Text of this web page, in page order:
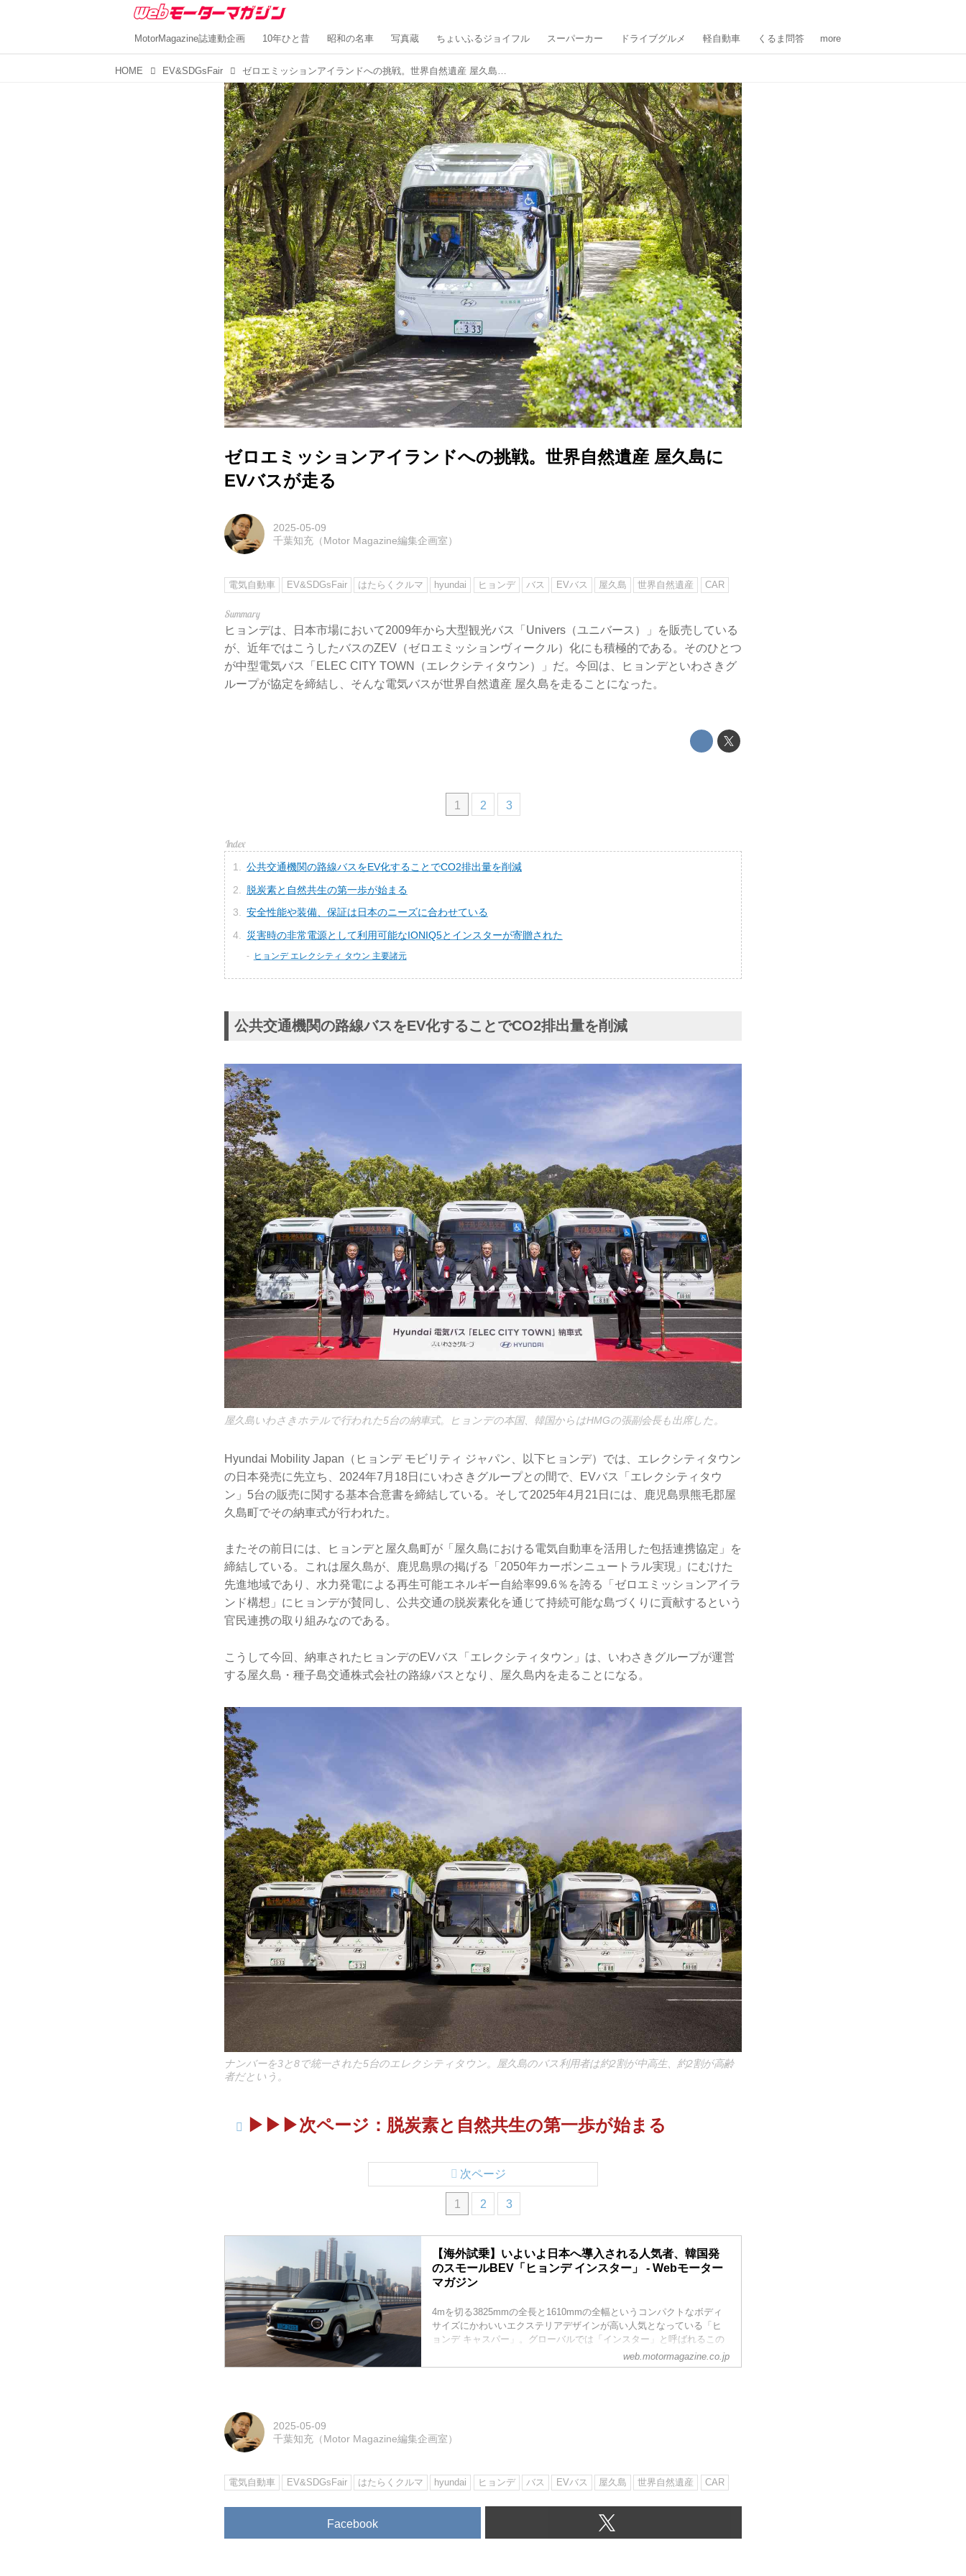
MotorMagazine誌連動企画 10年ひと昔 昭和の名車 写真蔵 ちょいふるジョイフル スーパーカー ドライブグルメ 軽自動車 くるま問答 more
HOME EV&SDGsFair ゼロエミッションアイランドへの挑戦。世界自然遺産 屋久島にEVバスが走る
ゼロエミッションアイランドへの挑戦。世界自然遺産 屋久島に
EVバスが走る
2025-05-09
千葉知充（Motor Magazine編集企画室）
電気自動車 EV&SDGsFair はたらくクルマ hyundai ヒョンデ バス EVバス 屋久島 世界自然遺産 CAR
ヒョンデは、日本市場において2009年から大型観光バス「Univers（ユニバース）」を販売している
が、近年ではこうしたバスのZEV（ゼロエミッションヴィークル）化にも積極的である。そのひとつ
が中型電気バス「ELEC CITY TOWN（エレクシティタウン）」だ。今回は、ヒョンデといわさきグ
ループが協定を締結し、そんな電気バスが世界自然遺産 屋久島を走ることになった。
1 2 3
公共交通機関の路線バスをEV化することでCO2排出量を削減
脱炭素と自然共生の第一歩が始まる
安全性能や装備、保証は日本のニーズに合わせている
災害時の非常電源として利用可能なIONIQ5とインスターが寄贈された
ヒョンデ エレクシティ タウン 主要諸元
公共交通機関の路線バスをEV化することでCO2排出量を削減
屋久島いわさきホテルで行われた5台の納車式。ヒョンデの本国、韓国からはHMGの張副会長も出席した。
Hyundai Mobility Japan（ヒョンデ モビリティ ジャパン、以下ヒョンデ）では、エレクシティタウン
の日本発売に先立ち、2024年7月18日にいわさきグループとの間で、EVバス「エレクシティタウ
ン」5台の販売に関する基本合意書を締結している。そして2025年4月21日には、鹿児島県熊毛郡屋
久島町でその納車式が行われた。
またその前日には、ヒョンデと屋久島町が「屋久島における電気自動車を活用した包括連携協定」を
締結している。これは屋久島が、鹿児島県の掲げる「2050年カーボンニュートラル実現」にむけた
先進地域であり、水力発電による再生可能エネルギー自給率99.6％を誇る「ゼロエミッションアイラ
ンド構想」にヒョンデが賛同し、公共交通の脱炭素化を通じて持続可能な島づくりに貢献するという
官民連携の取り組みなのである。
こうして今回、納車されたヒョンデのEVバス「エレクシティタウン」は、いわさきグループが運営
する屋久島・種子島交通株式会社の路線バスとなり、屋久島内を走ることになる。
ナンバーを3と8で統一された5台のエレクシティタウン。屋久島のバス利用者は約2割が中高生、約2割が高齢
者だという。
▶︎▶︎▶︎次ページ：脱炭素と自然共生の第一歩が始まる
1 2 3
次ページ
【海外試乗】いよいよ日本へ導入される人気者、韓国発
のスモールBEV「ヒョンデ インスター」 - Webモーター
マガジン
4mを切る3825mmの全長と1610mmの全幅というコンパクトなボディ
サイズにかわいいエクステリアデザインが高い人気となっている「ヒ
ョンデ キャスパー」。グローバルでは「インスター」と呼ばれるこの
web.motormagazine.co.jp
2025-05-09
千葉知充（Motor Magazine編集企画室）
電気自動車 EV&SDGsFair はたらくクルマ hyundai ヒョンデ バス EVバス 屋久島 世界自然遺産 CAR
Facebook